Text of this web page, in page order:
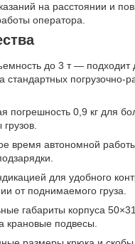
на расстоянии и
оператора.
до 3 т — подходит
стандартных погрузочно-
погрешность 0,9 кг для
время автономной
для удобного
от поднимаемого груза.
габариты корпуса
крановые подвесы.